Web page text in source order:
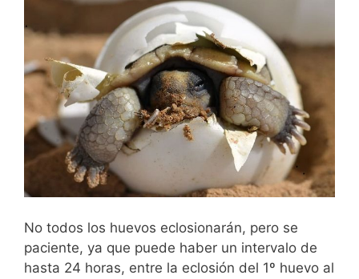
No todos los huevos eclosionarán, pero se
paciente, ya que puede haber un intervalo de
hasta 24 horas, entre la eclosión del 1º huevo al